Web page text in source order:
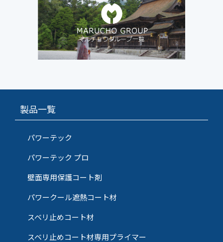
製品一覧
パワーテック
パワーテック プロ
壁面専用保護コート剤
パワークール遮熱コート材
スベリ止めコート材
スベリ止めコート材専用プライマー